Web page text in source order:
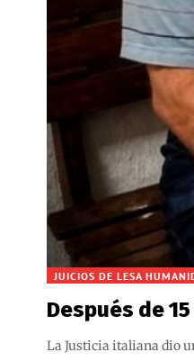
JUICIOS DE LESA
Después de
La Justicia italiana dio